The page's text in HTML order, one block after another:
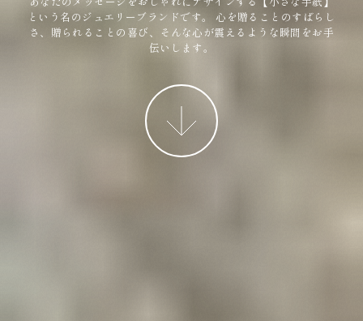
という名のジュエリーブランドです。
心を贈ることのすばらし
さ、贈られることの喜び、そんな心が震えるような瞬間をお手
伝いします。